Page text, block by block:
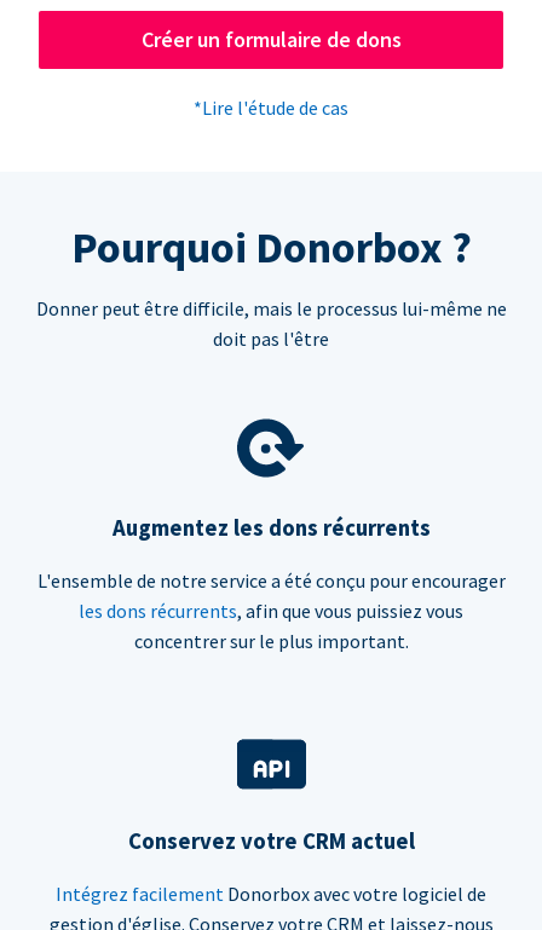
Créer un formulaire de dons
*Lire l'étude de cas
Pourquoi Donorbox ?
Donner peut être difficile, mais le processus lui-même ne
doit pas l'être
Augmentez les dons récurrents
L'ensemble de notre service a été conçu pour encourager
les dons récurrents, afin que vous puissiez vous
concentrer sur le plus important.
Conservez votre CRM actuel
Intégrez facilement Donorbox avec votre logiciel de
gestion d'église. Conservez votre CRM et laissez-nous